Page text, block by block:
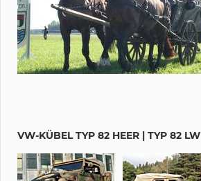
VW-KÜBEL TYP 82 HEER | TYP 82 LW